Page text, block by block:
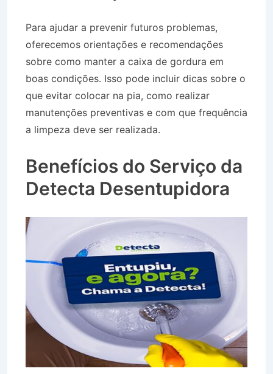
Para ajudar a prevenir futuros problemas,
oferecemos orientações e recomendações
sobre como manter a caixa de gordura em
boas condições. Isso pode incluir dicas sobre o
que evitar colocar na pia, como realizar
manutenções preventivas e com que frequência
a limpeza deve ser realizada.
Benefícios do Serviço da
Detecta Desentupidora